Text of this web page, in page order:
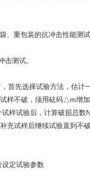
、重包装的抗冲击性能测
测试。
首先选择试验方法，估
样不破，须用砝码△m增
样试验后，计算破损总
充试样后继续试验直到不
定试验参数